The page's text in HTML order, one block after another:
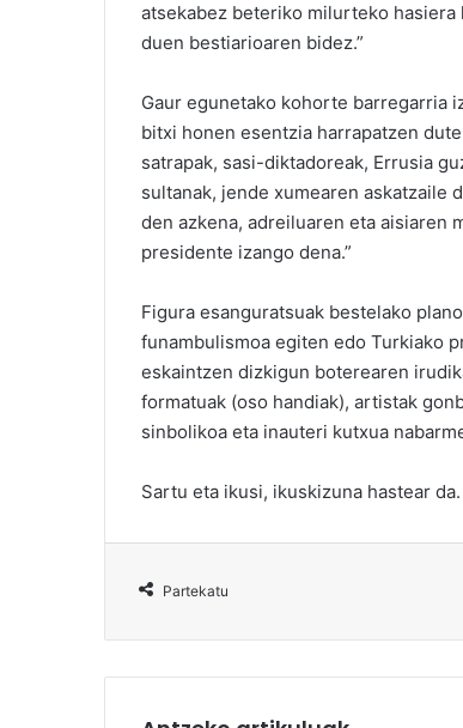
atsekabez beteriko milurteko
duen bestiarioaren bidez.”
Gaur egunetako kohorte barregarria
bitxi honen esentzia harrapatzen
satrapak, sasi-diktadoreak, Errusia
sultanak, jende xumearen askatzaile
den azkena, adreiluaren eta aisiaren
presidente izango dena.”
Figura esanguratsuak bestelako
funambulismoa egiten edo Turkiako
eskaintzen dizkigun boterearen
formatuak (oso handiak), artistak
sinbolikoa eta inauteri kutxua
Sartu eta ikusi, ikuskizuna hastear da.
Partekatu